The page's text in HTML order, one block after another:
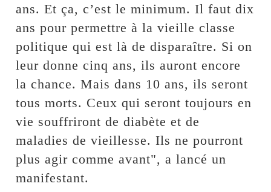
ans. Et ça, c’est le minimum. Il faut dix
ans pour permettre à la vieille classe
politique qui est là de disparaître. Si on
leur donne cinq ans, ils auront encore
la chance. Mais dans 10 ans, ils seront
tous morts. Ceux qui seront toujours en
vie souffriront de diabète et de
maladies de vieillesse. Ils ne pourront
plus agir comme avant", a lancé un
manifestant.